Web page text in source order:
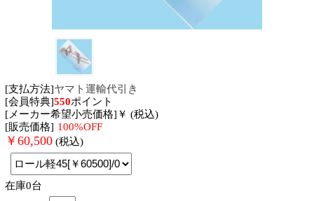
[支払方法]ヤマト運輸代引き
[会員特典]550ポイント
[メーカー希望小売価格]￥ (税込)
[販売価格] 100%OFF
￥ 60,500 (税込)
在庫0台